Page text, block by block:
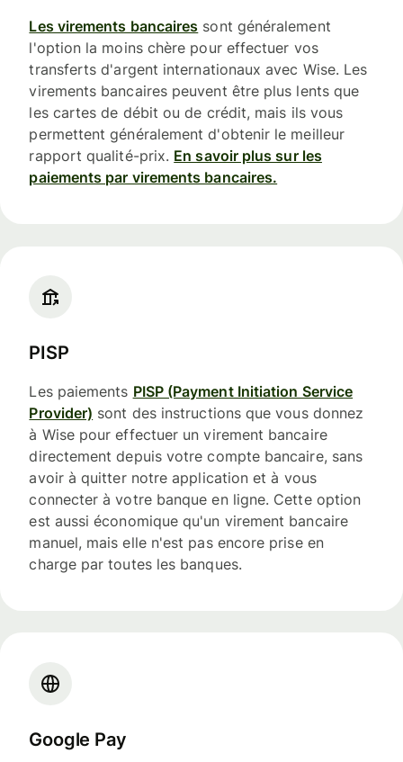
Les virements bancaires sont généralement
l'option la moins chère pour effectuer vos
transferts d'argent internationaux avec Wise. Les
virements bancaires peuvent être plus lents que
les cartes de débit ou de crédit, mais ils vous
permettent généralement d'obtenir le meilleur
rapport qualité-prix. En savoir plus sur les
paiements par virements bancaires.
PISP
Les paiements PISP (Payment Initiation Service
Provider) sont des instructions que vous donnez
à Wise pour effectuer un virement bancaire
directement depuis votre compte bancaire, sans
avoir à quitter notre application et à vous
connecter à votre banque en ligne. Cette option
est aussi économique qu'un virement bancaire
manuel, mais elle n'est pas encore prise en
charge par toutes les banques.
Google Pay